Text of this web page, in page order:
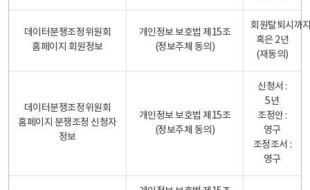
데이터분쟁조정위원회
홈페이지 회원정보
개인정보 보호법 제15조
(정보주체 동의)
회원탈퇴시까
혹은 2년
(재동의)
데이터분쟁조정위원회
홈페이지 분쟁조정 신청자
정보
개인정보 보호법 제15조
(정보주체 동의)
신청서 :
5년
조정안 :
영구
조정조서 :
영구